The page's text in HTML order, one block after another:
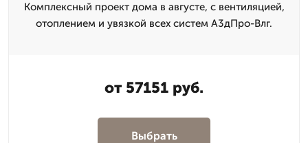
Комплексный проект дома в августе, с вентиляцией,
отоплением и увязкой всех систем А3дПро-Влг.
от 57151 руб.
Выбрать